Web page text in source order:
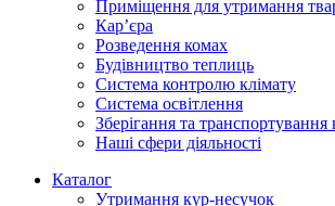
Приміщення для утримання
Кар’єра
Розведення комах
Будівництво теплиць
Система контролю клімату
Система освітлення
Зберігання та транспортування
Наші сфери діяльності
Каталог
Утримання кур-несучок